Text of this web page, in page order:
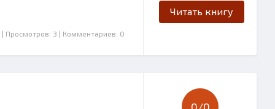
| Просмотров: 3 | Комментариев: 0
Читать книгу